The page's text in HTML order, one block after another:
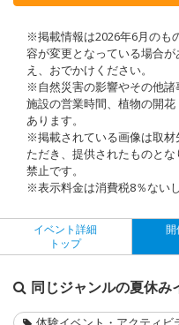
※掲載情報は2026年6月のも
容が変更となっている場合
え、おでかけください。
※自然災害の影響やその他諸
施設の営業時間、植物の開
あります。
※掲載されている画像は取
ただき、提供されたものと
禁止です。
※表示料金は消費税8％ない
イベント詳細
トップ
開
同じジャンルの夏休み